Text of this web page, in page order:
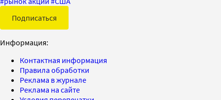
Подписаться
Информация:
Контактная информация
Правила обработки
Реклама в журнале
Реклама на сайте